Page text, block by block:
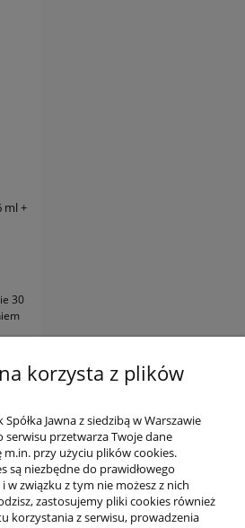
ml +
30
OFERTA
korzysta z plików
Spółka Jawna z siedzibą w Warszawie
serwisu przetwarza Twoje dane
przy użyciu plików cookies.
są niezbędne do prawidłowego
w związku z tym nie możesz z nich
zastosujemy pliki cookies również
korzystania z serwisu, prowadzenia